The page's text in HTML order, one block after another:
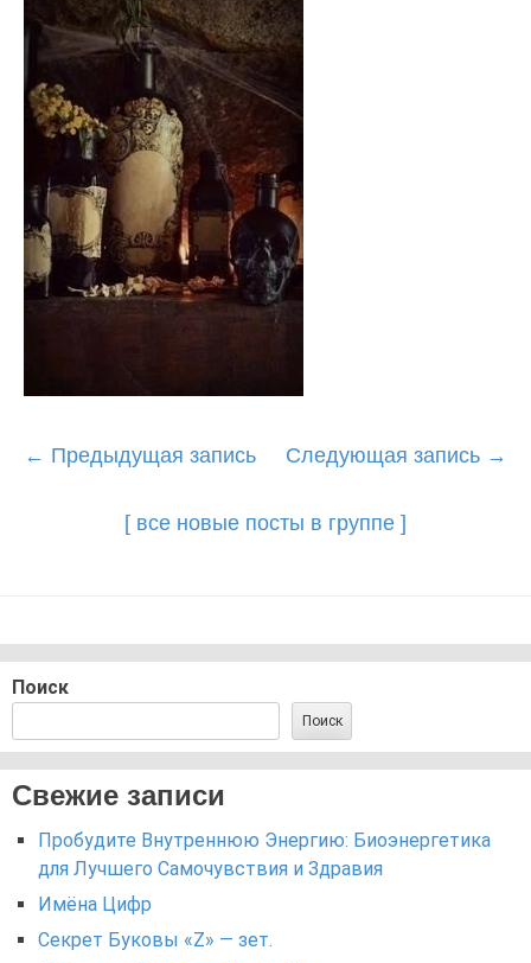
Post
← Предыдущая запись Следующая запись →
[ все новые посты в группе ]
Поиск
Поиск
Свежие записи
Пробудите Внутреннюю Энергию: Биоэнергетика
для Лучшего Самочувствия и Здравия
Имёна Цифр
Секрет Буковы «Z» — зет.